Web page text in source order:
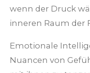
wenn der Druck
inneren Raum der
Emotionale
Nuancen von